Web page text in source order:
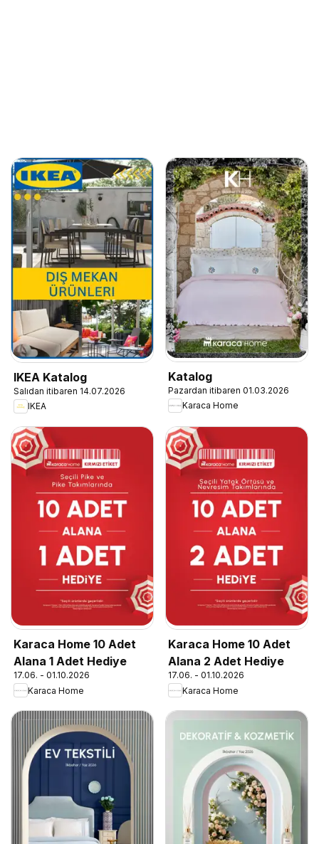
IKEA Katalog
Salıdan itibaren 14.07.2026
IKEA
Katalog
Pazardan itibaren 01.03.2026
Karaca Home
Karaca Home 10 Adet
Alana 1 Adet Hediye
17.06. - 01.10.2026
Karaca Home
Karaca Home 10 Adet
Alana 2 Adet Hediye
17.06. - 01.10.2026
Karaca Home